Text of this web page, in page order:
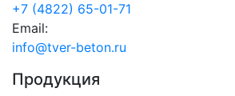
+7 (4822) 65-01-71
Email:
info@tver-beton.ru
Продукция